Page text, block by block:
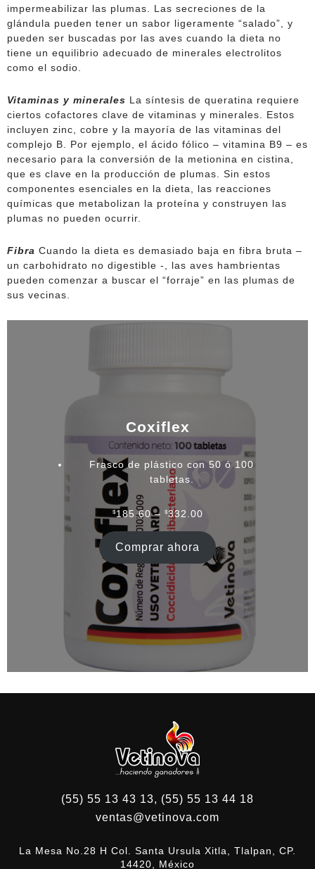
impermeabilizar las plumas. Las secreciones de la
glándula pueden tener un sabor ligeramente “salado”, y
pueden ser buscadas por las aves cuando la dieta no
tiene un equilibrio adecuado de minerales electrolitos
como el sodio.
Vitaminas y minerales La síntesis de queratina requiere
ciertos cofactores clave de vitaminas y minerales. Estos
incluyen zinc, cobre y la mayoría de las vitaminas del
complejo B. Por ejemplo, el ácido fólico – vitamina B9 – es
necesario para la conversión de la metionina en cistina,
que es clave en la producción de plumas. Sin estos
componentes esenciales en la dieta, las reacciones
químicas que metabolizan la proteína y construyen las
plumas no pueden ocurrir.
Fibra Cuando la dieta es demasiado baja en fibra bruta –
un carbohidrato no digestible -, las aves hambrientas
pueden comenzar a buscar el “forraje” en las plumas de
sus vecinas.
Coxiflex
Frasco de plástico con 50 ó 100
tabletas.
$185.60 – $332.00Rango
precios:
desde
$185.60
hasta
$332.00
Comprar ahora
(55) 55 13 43 13, (55) 55 13 44 18
ventas@vetinova.com
La Mesa No.28 H Col. Santa Ursula Xitla, Tlalpan, CP.
14420, México